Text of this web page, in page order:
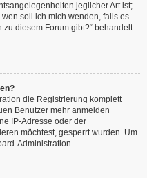
jeglicher Art ist;
soll ich mich wenden, falls es
diesem Forum gibt?“ behandelt
die Registrierung komplett
Benutzer mehr anmelden
IP-Adresse oder der
möchtest, gesperrt wurden. Um
Administration.